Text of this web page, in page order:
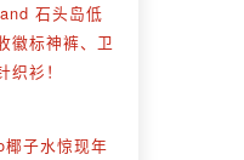
石头岛低
徽标神裤、卫
织衫！
子水惊现年